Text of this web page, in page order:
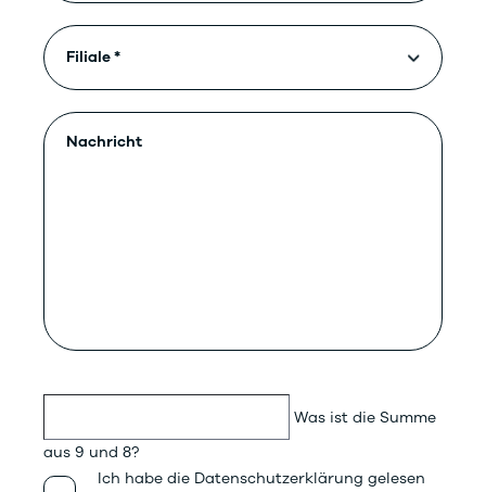
Was ist die Summe
aus 9 und 8?
Ich habe die Datenschutzerklärung gelesen